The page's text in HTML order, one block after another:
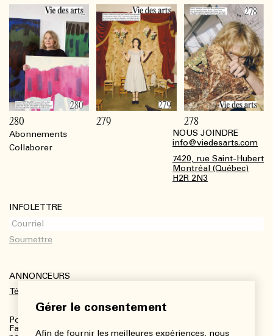
Gérer le consentement
Afin de fournir les meilleures expériences, nous
Abonnements
Collaborer
NOUS JOINDRE
info@viedesarts.com
7420, rue Saint-Hubert
Montréal (Québec)
H2R 2N3
INFOLETTRE
ANNONCEURS
Télécharger le kit média
Pour plus de renseignements :
Fanny Charbonneau, Responsable des communications,
280 279 278